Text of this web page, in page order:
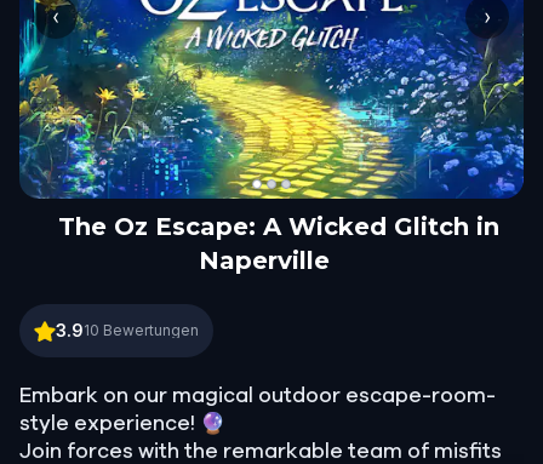
‹ ›
The Oz Escape: A Wicked Glitch in
Naperville
The Oz Escape: A Wicked Glitch in Naperville
3.910 Bewertungen
Embark on our magical outdoor escape-room-
style experience! 🔮
Join forces with the remarkable team of misfits